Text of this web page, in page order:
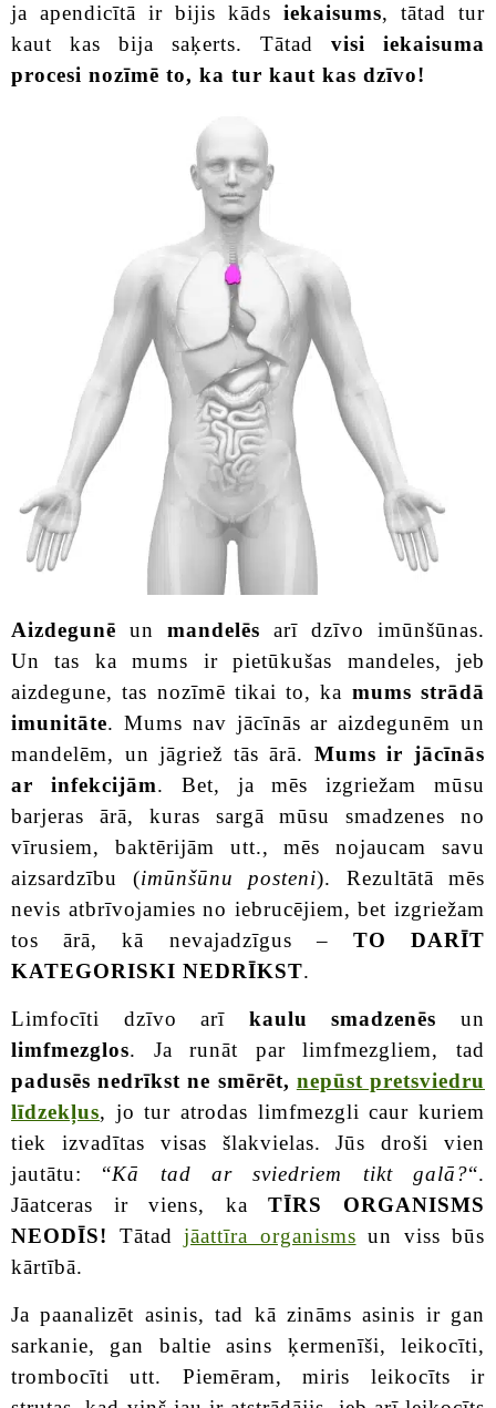
ja apendicītā ir bijis kāds iekaisums, tātad tur
kaut kas bija saķerts. Tātad visi iekaisuma
procesi nozīmē to, ka tur kaut kas dzīvo!
Aizdegunē un mandelēs arī dzīvo imūnšūnas.
Un tas ka mums ir pietūkušas mandeles, jeb
aizdegune, tas nozīmē tikai to, ka mums strādā
imunitāte. Mums nav jācīnās ar aizdegunēm un
mandelēm, un jāgriež tās ārā. Mums ir jācīnās
ar infekcijām. Bet, ja mēs izgriežam mūsu
barjeras ārā, kuras sargā mūsu smadzenes no
vīrusiem, baktērijām utt., mēs nojaucam savu
aizsardzību (imūnšūnu posteni). Rezultātā mēs
nevis atbrīvojamies no iebrucējiem, bet izgriežam
tos ārā, kā nevajadzīgus – TO DARĪT
KATEGORISKI NEDRĪKST.
Limfocīti dzīvo arī kaulu smadzenēs un
limfmezglos. Ja runāt par limfmezgliem, tad
padusēs nedrīkst ne smērēt, nepūst pretsviedru
līdzekļus, jo tur atrodas limfmezgli caur kuriem
tiek izvadītas visas šlakvielas. Jūs droši vien
jautātu: “Kā tad ar sviedriem tikt galā?“.
Jāatceras ir viens, kaTĪRS ORGANISMS
NEODĪS! Tātad jāattīra organisms un viss būs
kārtībā.
Ja paanalizēt asinis, tad kā zināms asinis ir gan
sarkanie, gan baltie asins ķermenīši, leikocīti,
trombocīti utt. Piemēram, miris leikocīts ir